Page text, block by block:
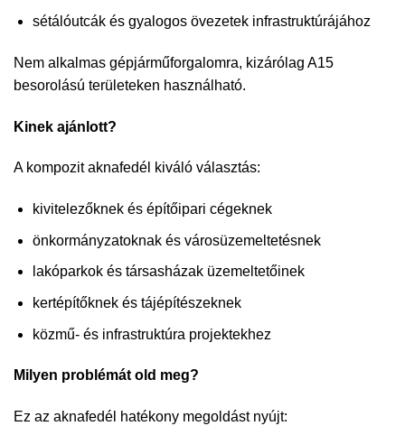
sétálóutcák és gyalogos övezetek infrastruktúrájához
Nem alkalmas gépjárműforgalomra, kizárólag A15
besorolású területeken használható.
Kinek ajánlott?
A kompozit aknafedél kiváló választás:
kivitelezőknek és építőipari cégeknek
önkormányzatoknak és városüzemeltetésnek
lakóparkok és társasházak üzemeltetőinek
kertépítőknek és tájépítészeknek
közmű- és infrastruktúra projektekhez
Milyen problémát old meg?
Ez az aknafedél hatékony megoldást nyújt: